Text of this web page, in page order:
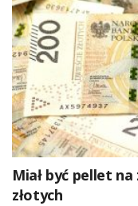
Miał być pellet
złotych